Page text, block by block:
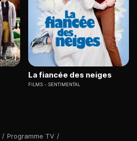
/ Programme TV /
La fiancée des neiges
FILMS SENTIMENTAL